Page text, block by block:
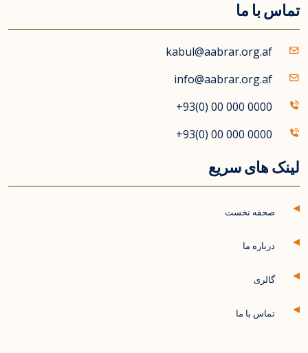
تماس با ما
kabul@aabrar.org.af
info@aabrar.org.af
+93(0) 00 000 0000
+93(0) 00 000 0000
لینک های سریع
صحفه نخست
درباره ما
گالری
تماس با ما